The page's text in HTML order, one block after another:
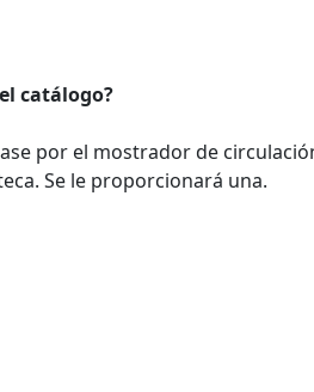
catálogo?
por el mostrador de
Se le proporcionará una.